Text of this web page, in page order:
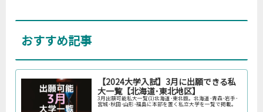
おすすめ記事
【2024大学入試】3月に出願できる私
大一覧【北海道･東北地区】
3月出願可能私大一覧(1)北海道･東北版。北海道･青森･岩手･
宮城･秋田･山形･福島に本部を置く私立大学を一覧で掲載。